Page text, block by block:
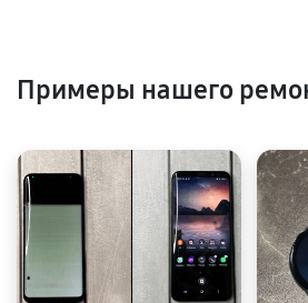
Примеры нашего